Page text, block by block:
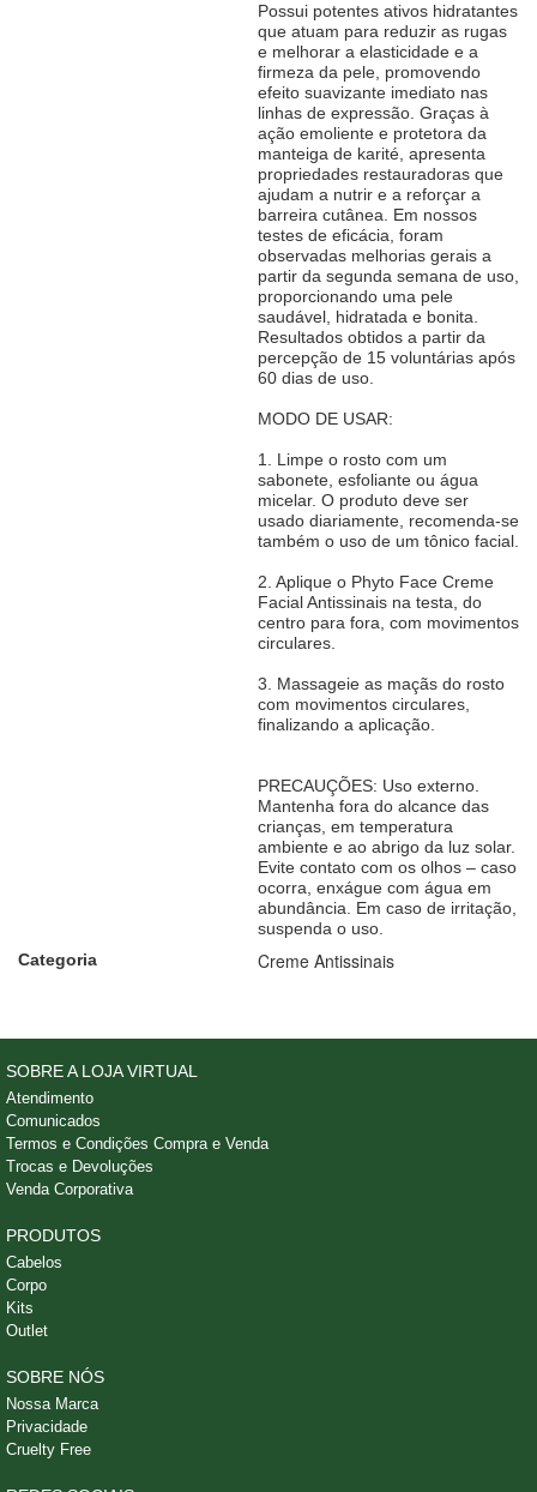
Possui potentes ativos hidratantes
que atuam para reduzir as rugas
e melhorar a elasticidade e a
firmeza da pele, promovendo
efeito suavizante imediato nas
linhas de expressão. Graças à
ação emoliente e protetora da
manteiga de karité, apresenta
propriedades restauradoras que
ajudam a nutrir e a reforçar a
barreira cutânea. Em nossos
testes de eficácia, foram
observadas melhorias gerais a
partir da segunda semana de uso,
proporcionando uma pele
saudável, hidratada e bonita.
Resultados obtidos a partir da
percepção de 15 voluntárias após
60 dias de uso.
MODO DE USAR:
1. Limpe o rosto com um
sabonete, esfoliante ou água
micelar. O produto deve ser
usado diariamente, recomenda-se
também o uso de um tônico facial.
2. Aplique o Phyto Face Creme
Facial Antissinais na testa, do
centro para fora, com movimentos
circulares.
3. Massageie as maçãs do rosto
com movimentos circulares,
finalizando a aplicação.
PRECAUÇÕES: Uso externo.
Mantenha fora do alcance das
crianças, em temperatura
ambiente e ao abrigo da luz solar.
Evite contato com os olhos – caso
ocorra, enxágue com água em
abundância. Em caso de irritação,
suspenda o uso.
Categoria
Creme Antissinais
SOBRE A LOJA VIRTUAL
Atendimento
Comunicados
Termos e Condições Compra e Venda
Trocas e Devoluções
Venda Corporativa
PRODUTOS
Cabelos
Corpo
Kits
Outlet
SOBRE NÓS
Nossa Marca
Privacidade
Cruelty Free